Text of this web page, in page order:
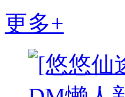
更多+